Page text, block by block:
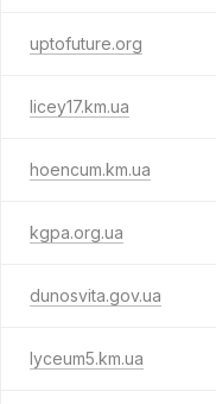
uptofuture.org
licey17.km.ua
hoencum.km.ua
kgpa.org.ua
dunosvita.gov.ua
lyceum5.km.ua